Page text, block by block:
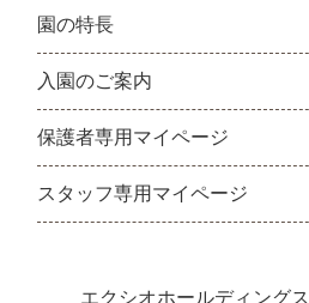
園の特長
入園のご案内
保護者専用マイページ
スタッフ専用マイページ
エクシオホールディングス